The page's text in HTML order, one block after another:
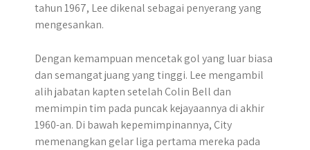
tahun 1967, Lee dikenal sebagai penyerang yang
mengesankan.
Dengan kemampuan mencetak gol yang luar biasa
dan semangat juang yang tinggi. Lee mengambil
alih jabatan kapten setelah Colin Bell dan
memimpin tim pada puncak kejayaannya di akhir
1960-an. Di bawah kepemimpinannya, City
memenangkan gelar liga pertama mereka pada